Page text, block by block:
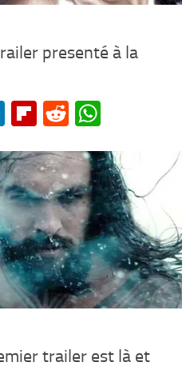
presenté à la
LinkedIn
Flipboard
Reddit
trailer est là et